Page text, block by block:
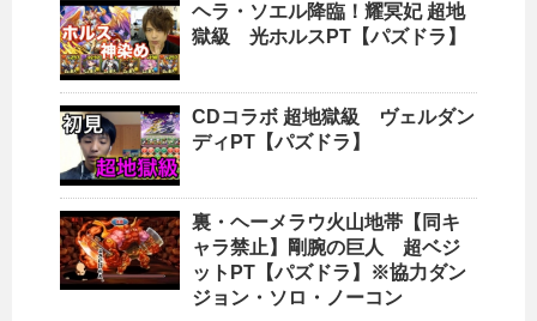
ヘラ・ソエル降臨！耀冥妃 超地
獄級 光ホルスPT【パズドラ】
CDコラボ 超地獄級 ヴェルダン
ディPT【パズドラ】
裏・ヘーメラウ火山地帯【同キ
ャラ禁止】剛腕の巨人 超ベジ
ットPT【パズドラ】※協力ダン
ジョン・ソロ・ノーコン